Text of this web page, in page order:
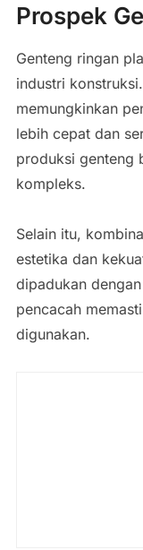
Prospek
Genteng ringan
industri
memungkinkan
lebih cepat dan
produksi genteng
kompleks.
Selain itu,
estetika dan
dipadukan
pencacah
digunakan.